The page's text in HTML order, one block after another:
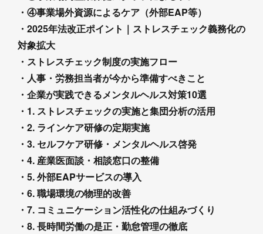
・④事業場外資源によるケア（外部EAP等）
・2025年法改正ポイント｜ストレスチェック義務化の
対象拡大
・ストレスチェック制度の実施フロー
・人事・労務担当者が今から準備すべきこと
・企業が実践できるメンタルヘルス対策10選
・1. ストレスチェックの実施と集団分析の活用
・2. ラインケア研修の定期実施
・3. セルフケア研修・メンタルヘルス啓発
・4. 産業医面談・相談窓口の整備
・5. 外部EAPサービスの導入
・6. 職場環境の物理的改善
・7. コミュニケーション活性化の仕組みづくり
・8. 長時間労働の是正・勤怠管理の徹底